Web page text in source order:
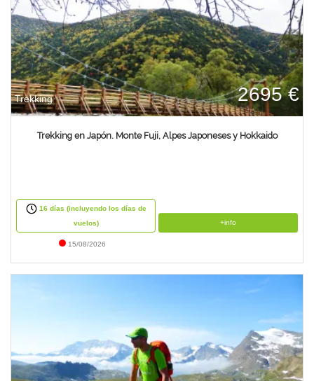
Trekking 2695 €
Trekking en Japón. Monte Fuji, Alpes Japoneses y Hokkaido
16 días (incluyendo los días de
vuelos)
+info
15/08/2026